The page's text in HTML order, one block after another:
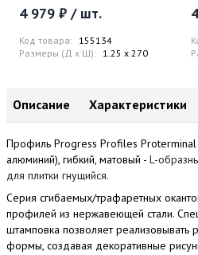
4 979 ₽ / шт.
Код товара: 155134
Размеры (Д x Ш): 1.25 x 270
Описание Характеристики
Профиль Progress Profiles Proterminal
алюминий), гибкий, матовый - L-
для плитки гнущийся.
Серия сгибаемых/трафаретных
профилей из нержавеющей стали.
штамповка позволяет реализовывать
формы, создавая декоративные